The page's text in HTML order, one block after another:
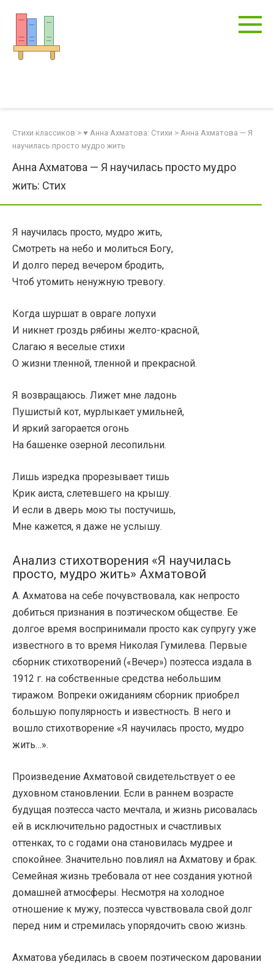
контенту
Стихи классиков > ♥ Анна Ахматова: Стихи > Анна Ахматова — Я
научилась просто мудро жить
Анна Ахматова — Я научилась просто мудро
жить: Стих
Я научилась просто, мудро жить,
Смотреть на небо и молиться Богу,
И долго перед вечером бродить,
Чтоб утомить ненужную тревогу.
Когда шуршат в овраге лопухи
И никнет гроздь рябины желто-красной,
Слагаю я веселые стихи
О жизни тленной, тленной и прекрасной.
Я возвращаюсь. Лижет мне ладонь
Пушистый кот, мурлыкает умильней,
И яркий загорается огонь
На башенке озерной лесопильни.
Лишь изредка прорезывает тишь
Крик аиста, слетевшего на крышу.
И если в дверь мою ты постучишь,
Мне кажется, я даже не услышу.
Анализ стихотворения «Я научилась
просто, мудро жить» Ахматовой
А. Ахматова на себе почувствовала, как непросто
добиться признания в поэтическом обществе. Ее
долгое время воспринимали просто как супругу уже
известного в то время Николая Гумилева. Первые
сборник стихотворений («Вечер») поэтесса издала в
1912 г. на собственные средства небольшим
тиражом. Вопреки ожиданиям сборник приобрел
большую популярность и известность. В него и
вошло стихотворение «Я научилась просто, мудро
жить…».
Произведение Ахматовой свидетельствует о ее
духовном становлении. Если в раннем возрасте
будущая поэтесса часто мечтала, и жизнь рисовалась
ей в исключительно радостных и счастливых
оттенках, то с годами она становилась мудрее и
спокойнее. Значительно повлиял на Ахматову и брак.
Семейная жизнь требовала от нее создания уютной
домашней атмосферы. Несмотря на холодное
отношение к мужу, поэтесса чувствовала свой долг
перед ним и стремилась упорядочить свою жизнь.
Ахматова убедилась в своем поэтическом даровании